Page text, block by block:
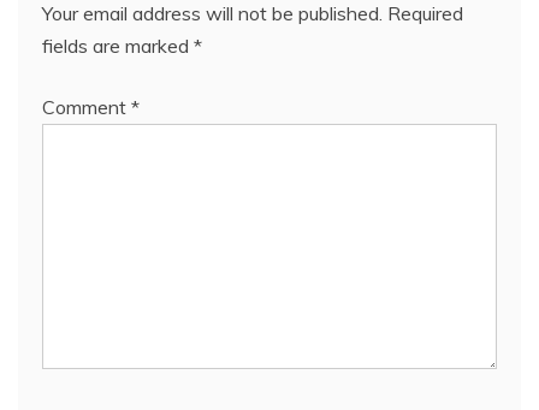
Your email address will not be published. Required
fields are marked *
Comment *